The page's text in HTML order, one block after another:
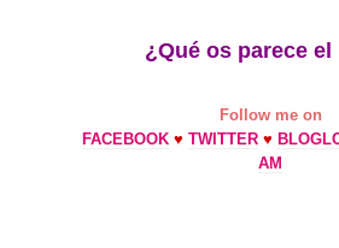
¿Qué os parece el
Follow me on
FACEBOOK ♥ TWITTER ♥
AM